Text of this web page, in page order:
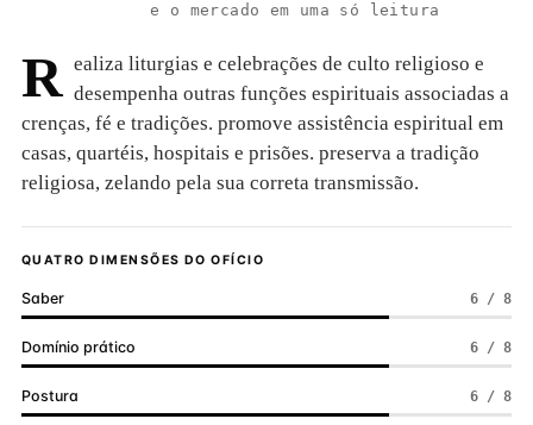
e o mercado em uma só leitura
R ealiza liturgias e celebrações de culto religioso e
desempenha outras funções espirituais associadas a
crenças, fé e tradições. promove assistência espiritual em
casas, quartéis, hospitais e prisões. preserva a tradição
religiosa, zelando pela sua correta transmissão.
QUATRO DIMENSÕES DO OFÍCIO
Saber 6 / 8
Domínio prático 6 / 8
Postura 6 / 8